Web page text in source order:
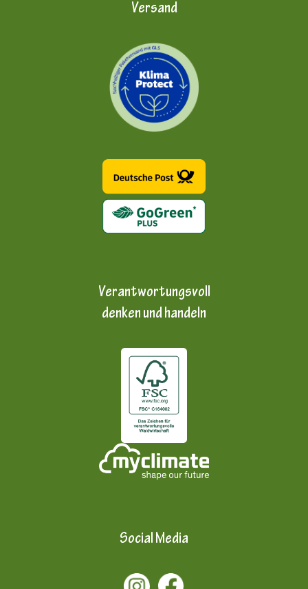
Versand
Verantwortungsvoll
denken und handeln
Social Media